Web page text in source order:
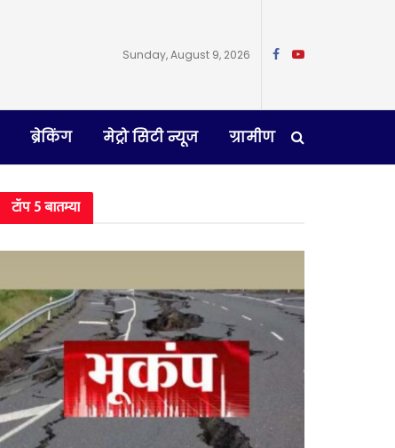
Sunday, August 9, 2026
ब्रेकिंग मेट्रो सिटी न्यूज ग्रामीण
टॉप 5 बातम्या